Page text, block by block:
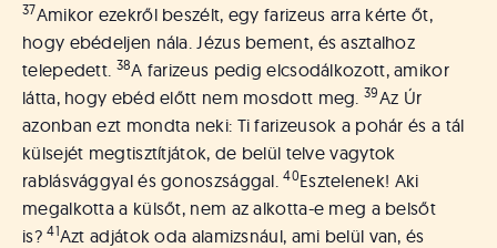
37Amikor ezekről beszélt, egy farizeus arra kérte őt,
hogy ebédeljen nála. Jézus bement, és asztalhoz
telepedett. 38A farizeus pedig elcsodálkozott, amikor
látta, hogy ebéd előtt nem mosdott meg. 39Az Úr
azonban ezt mondta neki: Ti farizeusok a pohár és a tál
külsejét megtisztítjátok, de belül telve vagytok
rablásvággyal és gonoszsággal.40Esztelenek! Aki
megalkotta a külsőt, nem az alkotta-e meg a belsőt
is?41Azt adjátok oda alamizsnául, ami belül van, és